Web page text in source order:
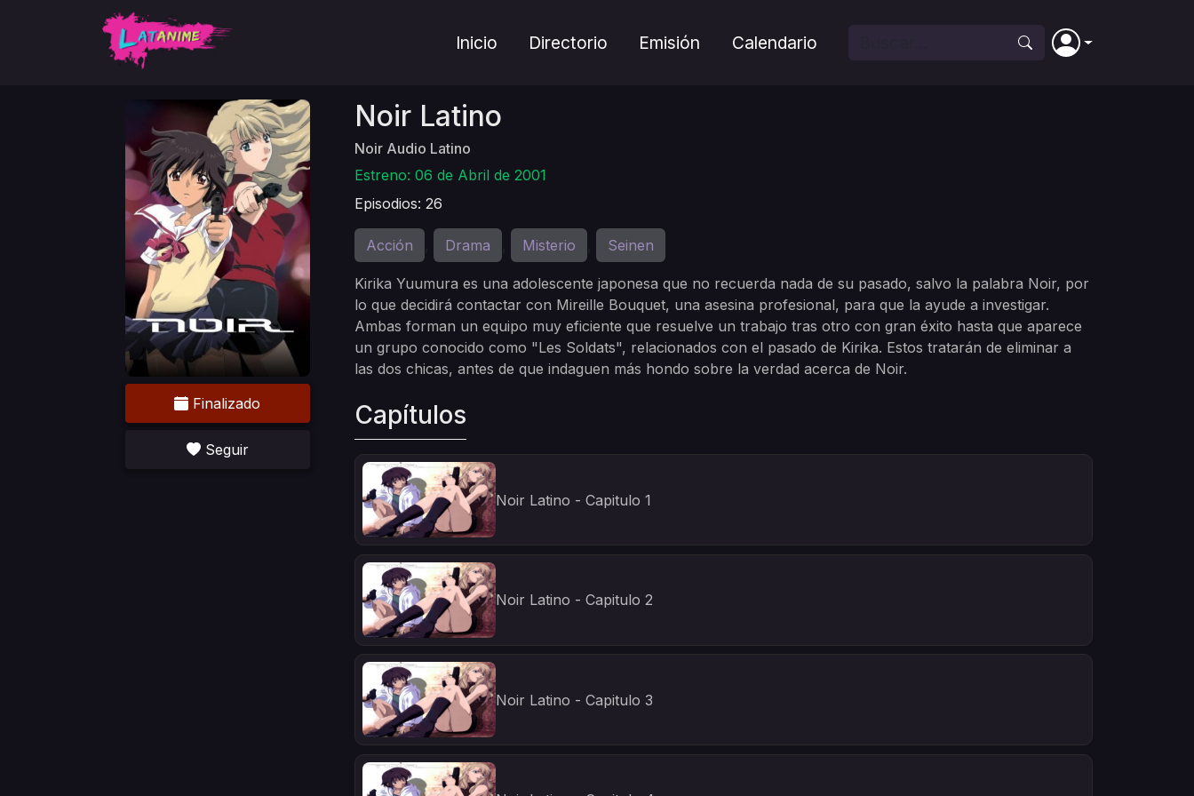
Inicio Directorio Emisión Calendario
Finalizado
Seguir
Noir Latino
Noir Audio Latino
Estreno: 06 de Abril de 2001
Episodios: 26
Acción Drama Misterio Seinen
Kirika Yuumura es una adolescente japonesa que no recuerda nada de su pasado, salvo la palabra Noir, por
lo que decidirá contactar con Mireille Bouquet, una asesina profesional, para que la ayude a investigar.
Ambas forman un equipo muy eficiente que resuelve un trabajo tras otro con gran éxito hasta que aparece
un grupo conocido como "Les Soldats", relacionados con el pasado de Kirika. Estos tratarán de eliminar a
las dos chicas, antes de que indaguen más hondo sobre la verdad acerca de Noir.
Capítulos
Noir Latino - Capitulo 1
Noir Latino - Capitulo 2
Noir Latino - Capitulo 3